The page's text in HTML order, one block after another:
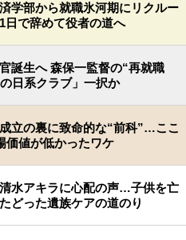
学部から就職氷河期にリクルー
日で辞めて役者の道へ
誕生へ 森保一監督の“再就職
日系クラブ」一択か
立の裏に致命的な“前科”…ここ
価値が低かったワケ
水アキラに心配の声…子供を亡
どった遺族ケアの道のり